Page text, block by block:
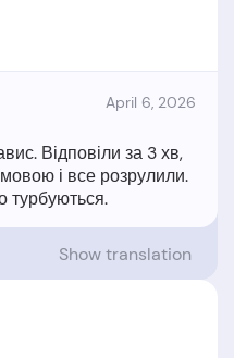
April 6, 2026
Відповіли за 3 хв,
і все розрулили.
Show translation